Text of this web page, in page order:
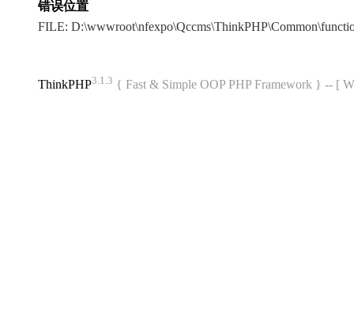
错误位置
FILE:
ThinkPHP3.1.3 { Fast & Simple OOP PHP Framework } -- [